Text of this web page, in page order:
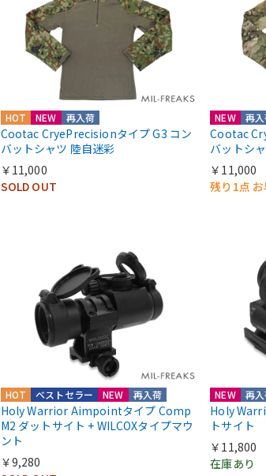
HOT NEW 再入荷
Cootac CryePrecisionタイプ G3 コン
バットシャツ 陸自迷彩
￥11,000
SOLD OUT
NEW 再
Cootac
バットシ
￥11,000
残り1点
HOT NEW 再入荷
ベストセラー
Holy Warrior Aimpointタイプ Comp
M2 ダットサイト + WILCOXタイプマウ
ント
￥9,280
NEW 再
Holy
トサイト
￥11,800
在庫あり